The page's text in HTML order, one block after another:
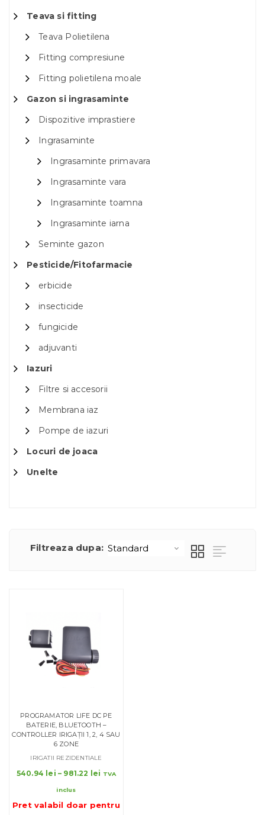
Teava si fitting
Teava Polietilena
Fitting compresiune
Fitting polietilena moale
Gazon si ingrasaminte
Dispozitive imprastiere
Ingrasaminte
Ingrasaminte primavara
Ingrasaminte vara
Ingrasaminte toamna
Ingrasaminte iarna
Seminte gazon
Pesticide/Fitofarmacie
erbicide
insecticide
fungicide
adjuvanti
Iazuri
Filtre si accesorii
Membrana iaz
Pompe de iazuri
Locuri de joaca
Unelte
Filtreaza dupa:
PROGRAMATOR LIFE DC PE
BATERIE, BLUETOOTH –
CONTROLLER IRIGAȚII 1, 2, 4 SAU
6 ZONE
IRIGATII REZIDENTIALE
540.94 lei – 981.22 lei
540.94 lei
TVA
inclus
Pret valabil doar pentru